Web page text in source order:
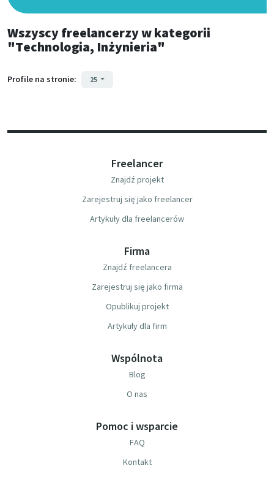
Wszyscy freelancerzyw kategorii
"Technologia, Inżynieria"
Profile na stronie: 25
Freelancer
Znajdź projekt
Zarejestruj się jako freelancer
Artykuły dla freelancerów
Firma
Znajdź freelancera
Zarejestruj się jako firma
Opublikuj projekt
Artykuły dla firm
Wspólnota
Blog
O nas
Pomoc i wsparcie
FAQ
Kontakt